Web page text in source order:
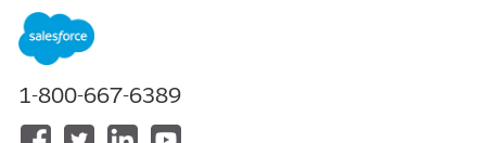
Tillgängliga i: Lightning Experience
Edition
Inled en ansökan om intermediärt partnerskap
1-800-667-6389